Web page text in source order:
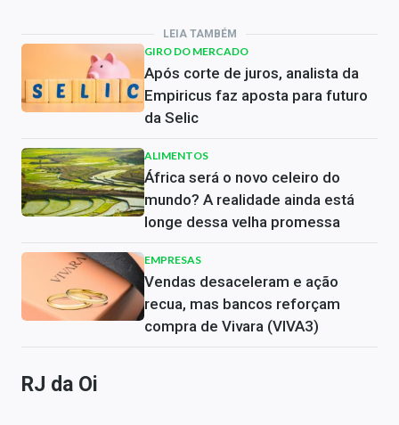
LEIA TAMBÉM
GIRO DO MERCADO
Após corte de juros, analista da
Empiricus faz aposta para futuro
da Selic
ALIMENTOS
África será o novo celeiro do
mundo? A realidade ainda está
longe dessa velha promessa
EMPRESAS
Vendas desaceleram e ação
recua, mas bancos reforçam
compra de Vivara (VIVA3)
RJ da Oi